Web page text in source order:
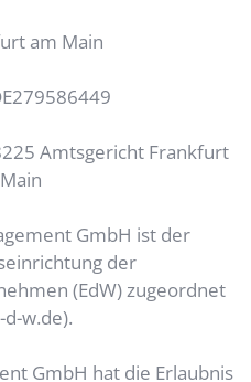
am Main
Amtsgericht Frankfurt
GmbH ist der
der
(EdW) zugeordnet
w.de).
GmbH hat die Erlaubnis